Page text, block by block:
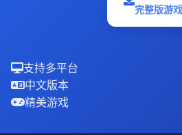
完整版游戏
支持多平台
中文版本
精美游戏